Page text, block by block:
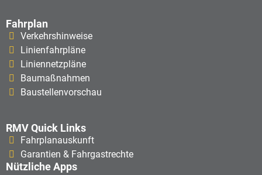
Fahrplan
Verkehrshinweise
Linienfahrpläne
Liniennetzpläne
Baumaßnahmen
Baustellenvorschau
RMV Quick Links
Fahrplanauskunft
Garantien & Fahrgastrechte
Nützliche Apps